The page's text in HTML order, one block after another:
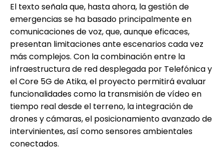
El texto señala que, hasta ahora, la gestión de
emergencias se ha basado principalmente en
comunicaciones de voz, que, aunque eficaces,
presentan limitaciones ante escenarios cada vez
más complejos. Con la combinación entre la
infraestructura de red desplegada por Telefónica y
el Core 5G de Atika, el proyecto permitirá evaluar
funcionalidades como la transmisión de vídeo en
tiempo real desde el terreno, la integración de
drones y cámaras, el posicionamiento avanzado de
intervinientes, así como sensores ambientales
conectados.